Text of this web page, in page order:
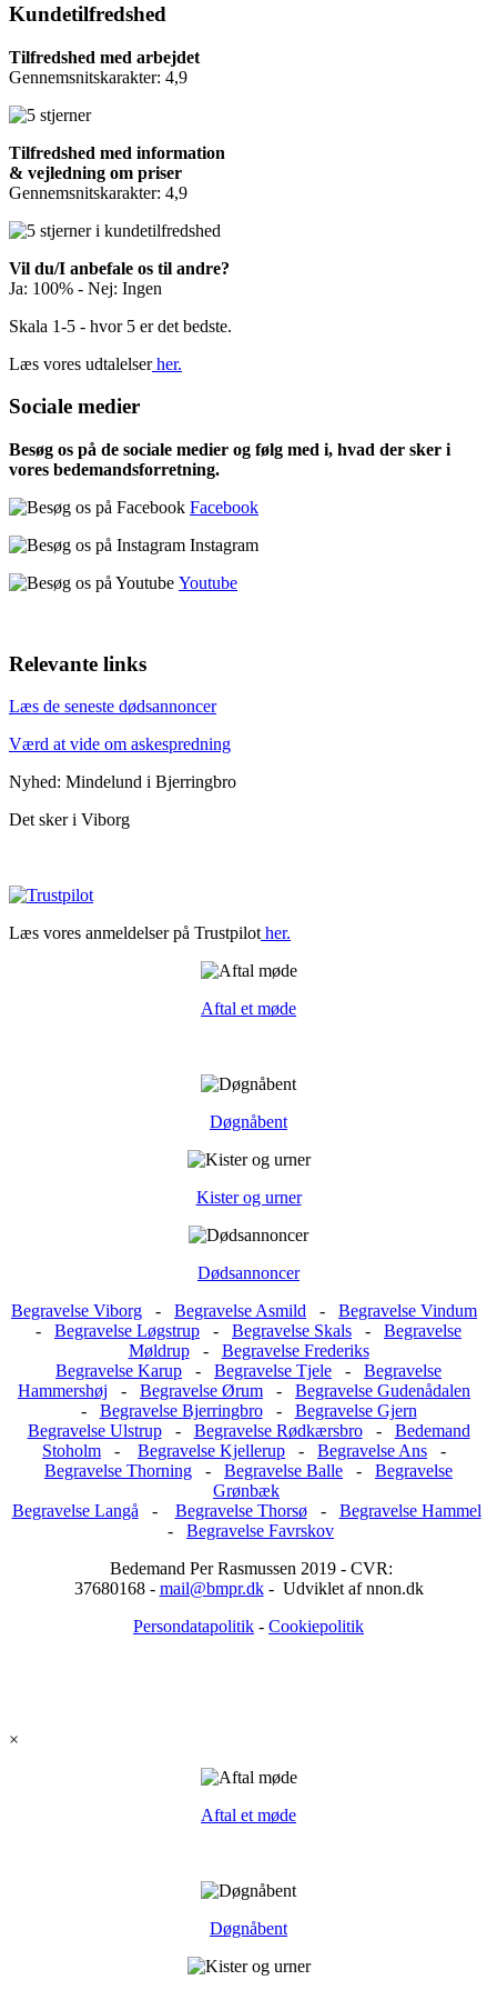
Kundetilfredshed
Tilfredshed med arbejdet
Gennemsnitskarakter: 4,9
Tilfredshed med information
& vejledning om priser
Gennemsnitskarakter: 4,9
Vil du/I anbefale os til andre?
Ja: 100% - Nej: Ingen
Skala 1-5 - hvor 5 er det bedste.
Læs vores udtalelserher.
Sociale medier
Besøg os på de sociale medier og følg med i, hvad der sker i
vores bedemandsforretning.
Facebook
Instagram
Youtube
Relevante links
Læs de seneste dødsannoncer
Værd at vide om askespredning
Nyhed: Mindelund i Bjerringbro
Det sker i Viborg
Læs vores anmeldelser på Trustpilot her.
Aftal et møde
Døgnåbent
Kister og urner
Dødsannoncer
Begravelse Viborg - Begravelse Asmild - Begravelse Vindum
- Begravelse Løgstrup - Begravelse Skals - Begravelse
Møldrup- Begravelse Frederiks
Begravelse Karup - Begravelse Tjele - Begravelse
Hammershøj - Begravelse Ørum - Begravelse Gudenådalen
- Begravelse Bjerringbro- Begravelse Gjern
Begravelse Ulstrup- Begravelse Rødkærsbro- Bedemand
Stoholm - Begravelse Kjellerup - Begravelse Ans -
Begravelse Thorning - Begravelse Balle - Begravelse
Grønbæk
Begravelse Langå - Begravelse Thorsø- Begravelse Hammel
- Begravelse Favrskov
Bedemand Per Rasmussen 2019 - CVR:
37680168 - mail@bmpr.dk- Udviklet af nnon.dk
Persondatapolitik - Cookiepolitik
×
Aftal et møde
Døgnåbent